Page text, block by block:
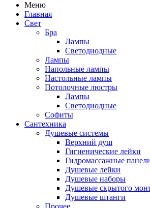
Меню
Главная
Свет
Бра
Лампы
Светодиодные
Лампы
Напольные лампы
Настольные лампы
Потолочные люстры
Лампы
Светодиодные
Софиты
Сантехника
Душевые системы
Верхний душ
Гигиенические лейки
Гидромассажные
Душевые лейки
Душевые наборы
Душевые скрытого
Душевые штанги
Прочее